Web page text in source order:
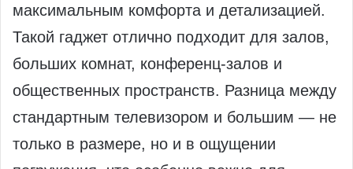
максимальным комфорта и детализацией.
Такой гаджет отлично подходит для залов,
больших комнат, конференц-залов и
общественных пространств. Разница между
стандартным телевизором и большим — не
только в размере, но и в ощущении